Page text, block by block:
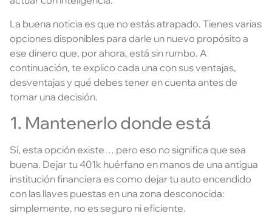
La buena noticia es que no estás atrapado. Tienes varias
opciones disponibles para darle un nuevo propósito a
ese dinero que, por ahora, está sin rumbo. A
continuación, te explico cada una con sus ventajas,
desventajas y qué debes tener en cuenta antes de
tomar una decisión.
1. Mantenerlo donde está
Sí, esta opción existe… pero eso no significa que sea
buena. Dejar tu 401k huérfano en manos de una antigua
institución financiera es como dejar tu auto encendido
con las llaves puestas en una zona desconocida:
simplemente, no es seguro ni eficiente.